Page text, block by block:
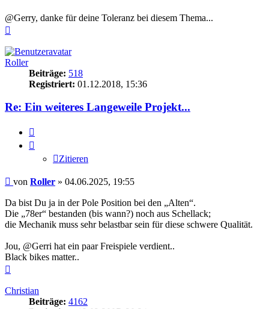
@Gerry, danke für deine Toleranz bei diesem Thema...
Roller
Beiträge: 518
Registriert: 01.12.2018, 15:36
Re: Ein weiteres Langeweile Projekt...
Zitieren
Beitrag
von Roller » 04.06.2025, 19:55
Da bist Du ja in der Pole Position bei den „Alten“.
Die „78er“ bestanden (bis wann?) noch aus Schellack;
die Mechanik muss sehr belastbar sein für diese schwere Qualität.
Jou, @Gerri hat ein paar Freispiele verdient..
Black bikes matter..
Christian
Beiträge: 4162